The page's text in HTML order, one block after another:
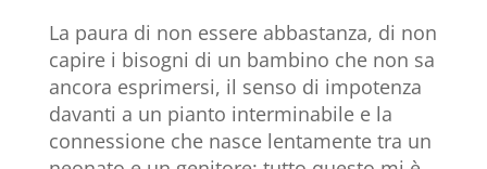
La paura di non essere abbastanza, di non
capire i bisogni di un bambino che non sa
ancora esprimersi, il senso di impotenza
davanti a un pianto interminabile e la
connessione che nasce lentamente tra un